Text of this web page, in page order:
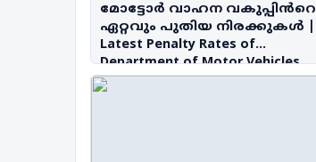
മോട്ടോർ വാഹന വകുപ്പിൻറെ
ഏറ്റവും പുതിയ നിരക്കുകൾ |
Latest Penalty Rates of
Department of Motor Vehicles